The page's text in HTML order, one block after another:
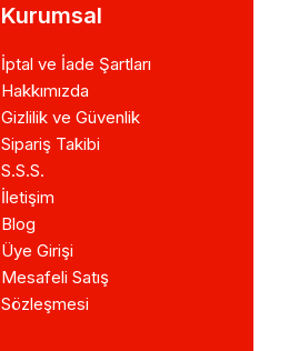
Kurumsal
İptal ve İade Şartları
Hakkımızda
Gizlilik ve Güvenlik
Sipariş Takibi
S.S.S.
İletişim
Blog
Üye Girişi
Mesafeli Satış
Sözleşmesi